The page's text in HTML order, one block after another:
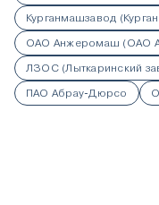
Курганмашзавод
ОАО Анжеромаш (ОАО
ЛЗОС (Лыткаринский
ПАО Абрау-Дюрсо